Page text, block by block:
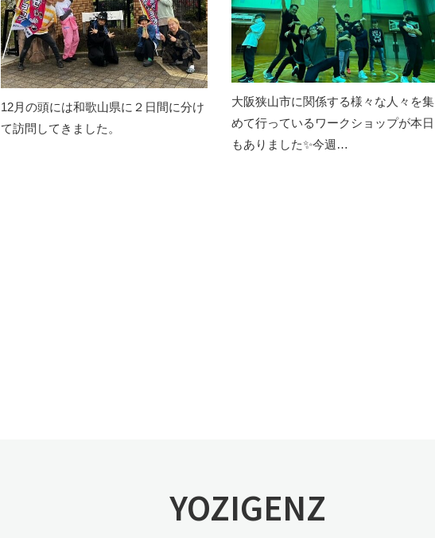
12月の頭には和歌山県に２日間に分け
て訪問してきました。
大阪狭山市に関係する様々な人々を集
めて行っているワークショップが本日
もありました✨今週…
YOZIGENZ